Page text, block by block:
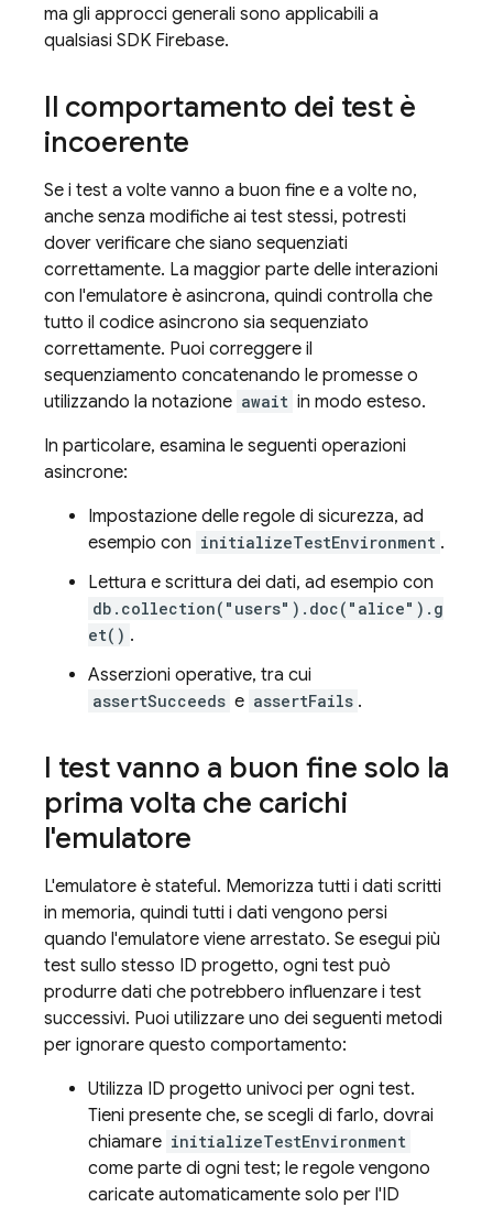
ma gli approcci generali sono applicabili a
qualsiasi SDK Firebase.
Il comportamento dei test è
incoerente
Se i test a volte vanno a buon fine e a volte no,
anche senza modifiche ai test stessi, potresti
dover verificare che siano sequenziati
correttamente. La maggior parte delle interazioni
con l'emulatore è asincrona, quindi controlla che
tutto il codice asincrono sia sequenziato
correttamente. Puoi correggere il
sequenziamento concatenando le promesse o
utilizzando la notazione await in modo esteso.
In particolare, esamina le seguenti operazioni
asincrone:
Impostazione delle regole di sicurezza, ad
esempio con initializeTestEnvironment .
Lettura e scrittura dei dati, ad esempio con
db.collection("users").doc("alice").g
et() .
Asserzioni operative, tra cui
assertSucceeds e assertFails .
I test vanno a buon fine solo la
prima volta che carichi
l'emulatore
L'emulatore è stateful. Memorizza tutti i dati scritti
in memoria, quindi tutti i dati vengono persi
quando l'emulatore viene arrestato. Se esegui più
test sullo stesso ID progetto, ogni test può
produrre dati che potrebbero influenzare i test
successivi. Puoi utilizzare uno dei seguenti metodi
per ignorare questo comportamento:
Utilizza ID progetto univoci per ogni test.
Tieni presente che, se scegli di farlo, dovrai
chiamare initializeTestEnvironment
come parte di ogni test; le regole vengono
caricate automaticamente solo per l'ID